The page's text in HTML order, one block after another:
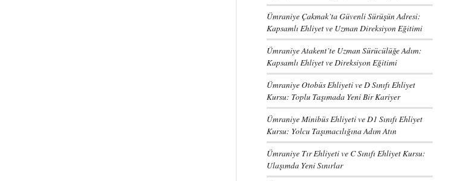
Ümraniye Çakmak’ta Güvenli Sürüşün Adresi:
Kapsamlı Ehliyet ve Uzman Direksiyon Eğitimi
Ümraniye Atakent’te Uzman Sürücülüğe Adım:
Kapsamlı Ehliyet ve Direksiyon Eğitimi
Ümraniye Otobüs Ehliyeti ve D Sınıfı Ehliyet
Kursu: Toplu Taşımada Yeni Bir Kariyer
Ümraniye Minibüs Ehliyeti ve D1 Sınıfı Ehliyet
Kursu: Yolcu Taşımacılığına Adım Atın
Ümraniye Tır Ehliyeti ve C Sınıfı Ehliyet Kursu:
Ulaşımda Yeni Sınırlar